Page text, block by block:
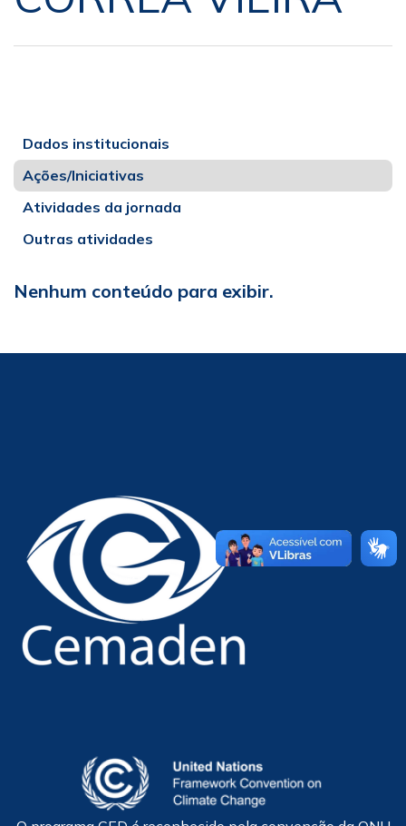
Dados institucionais
Ações/Iniciativas
Atividades da jornada
Outras atividades
Nenhum conteúdo para exibir.